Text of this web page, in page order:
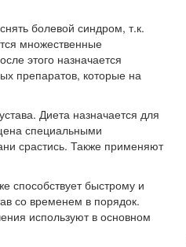
болевой синдром, т.к.
множественные
этого назначается
препаратов, которые на
Диета назначается для
специальными
срастись. Также применяют
способствует быстрому и
со временем в порядок.
используют в основном